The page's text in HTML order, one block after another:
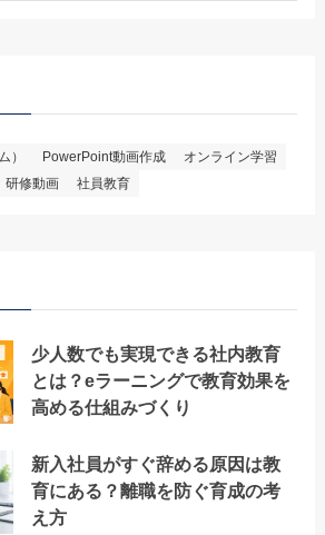
） PowerPoint動画作成
オンライン学習
研修動画 社員教育
少人数でも実現できる社内教育
とは？eラーニングで教育効果を
高める仕組みづくり
新入社員がすぐ辞める原因は教
育にある？離職を防ぐ育成の考
え方